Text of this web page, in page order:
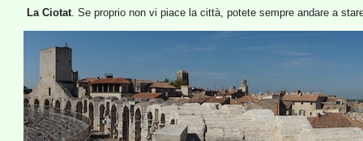
La Ciotat. Se proprio non vi piace la città, potete sempre andare a